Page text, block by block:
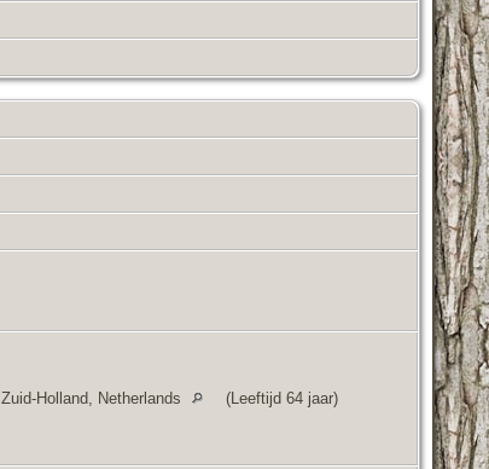
Holland, Netherlands
(Leeftijd 64 jaar)